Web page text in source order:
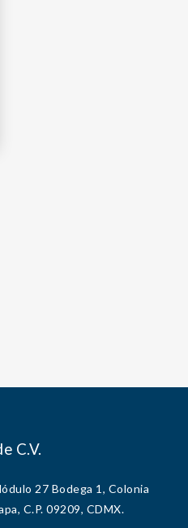
C.V.
27 Bodega 1, Colonia
C.P. 09209, CDMX.